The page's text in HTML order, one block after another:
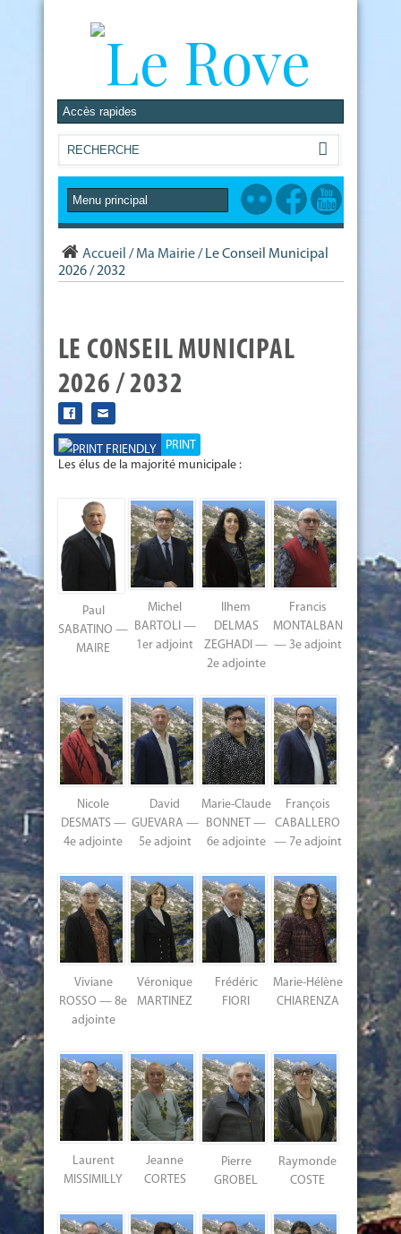
Accueil / Ma Mairie/ Le Conseil Municipal
2026 / 2032
LE CONSEIL MUNICIPAL
2026 / 2032
PRINT
Les élus de la majorité municipale :
Paul
SABATINO —
MAIRE
Michel
BARTOLI —
1er adjoint
Ilhem
DELMAS
ZEGHADI —
2e adjointe
Francis
MONTALBAN
— 3e adjoint
Nicole
DESMATS —
4e adjointe
David
GUEVARA —
5e adjoint
Marie-Claude
BONNET —
6e adjointe
François
CABALLERO
— 7e adjoint
Viviane
ROSSO — 8e
adjointe
Véronique
MARTINEZ
Frédéric
FIORI
Marie-Hélène
CHIARENZA
Laurent
MISSIMILLY
Jeanne
CORTES
Pierre
GROBEL
Raymonde
COSTE